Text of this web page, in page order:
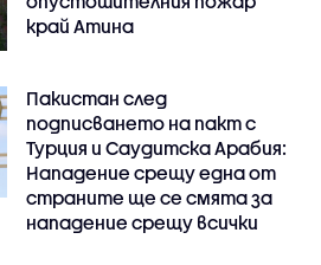
край Атина
Пакистан след
подписването на пакт с
Турция и Саудитска Арабия:
Нападение срещу една от
страните ще се смята за
нападение срещу всички